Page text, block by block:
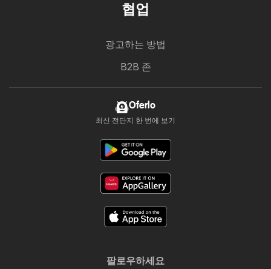
협업
광고하는 방법
B2B 존
Oferlo
최신 전단지 한 번에 보기
팔로우하세요